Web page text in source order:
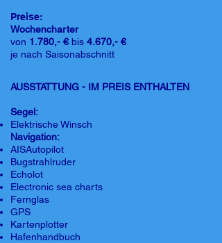
Preise:
Wochencharter
von 1.780,- € bis 4.670,- €
je nach Saisonabschnitt
AUSSTATTUNG - IM PREIS ENTHALTEN
Segel:
Elektrische Winsch
Navigation:
AISAutopilot
Bugstrahlruder
Echolot
Electronic sea charts
Fernglas
GPS
Kartenplotter
Hafenhandbuch